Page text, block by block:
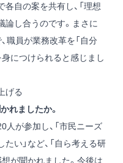
自の案を共有し、「理想
論し合うのです。まさに
職員が業務改革を「自分
身につけられると感じまし
げる
れましたか。
が参加し、「市民ニーズ
い」など、「自ら考える研
が聞かれました。今後は